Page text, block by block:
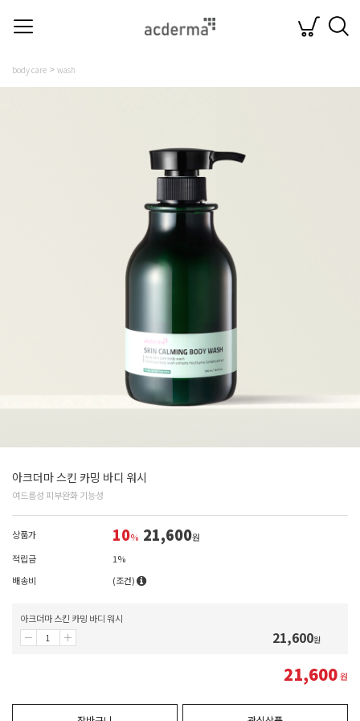
body care wash
아크더마 스킨 카밍 바디 워시
여드름성 피부완화 기능성
상품가 10% 21,600원
적립금
1%
배송비
(조건)
아크더마 스킨 카밍 바디 워시
21,600원
21,600원